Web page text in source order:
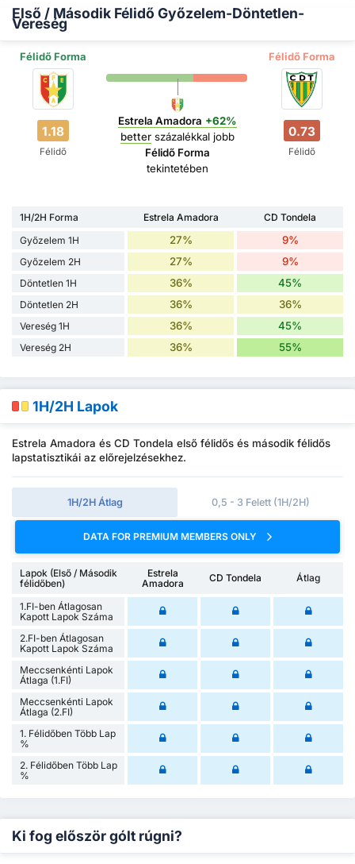
Első / Második Félidő Győzelem-Döntetlen-
Vereség
Félidő Forma Félidő Forma
1.18
Félidő
Estrela Amadora +62%
betterszázalékkal jobb
Félidő Forma
tekintetében
0.73
Félidő
1H/2H Forma Estrela Amadora
CD Tondela
Győzelem 1H
27% 9%
Győzelem 2H 27% 9%
Döntetlen 1H 36% 45%
Döntetlen 2H 36% 36%
Vereség 1H 36% 45%
Vereség 2H 36% 55%
1H/2H Lapok
Estrela Amadora és CD Tondela első félidős és második félidős
lapstatisztikái az előrejelzésekhez.
1H/2H Átlag 0,5 - 3 Felett (1H/2H)
DATA FOR PREMIUM MEMBERS ONLY
Lapok (Első / Második
félidőben)
Estrela
Amadora
CD Tondela Átlag
1.FI-ben Átlagosan
Kapott Lapok Száma
2.FI-ben Átlagosan
Kapott Lapok Száma
Meccsenkénti Lapok
Átlaga (1.FI)
Meccsenkénti Lapok
Átlaga (2.FI)
1. Félidőben Több Lap
%
2. Félidőben Több Lap
%
Ki fog először gólt rúgni?